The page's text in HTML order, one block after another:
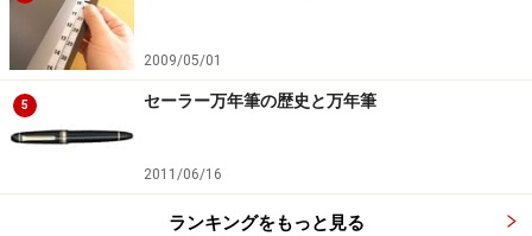
2009/05/01
5 セーラー万年筆の歴史と万年筆
2011/06/16
ランキングをもっと見る